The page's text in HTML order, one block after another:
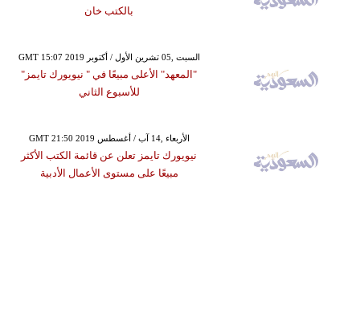
بالكتب خان
GMT 15:07 2019 السبت ,05 تشرين الأول / أكتوبر
"المعهد" الأعلى مبيعًا في " نيويورك تايمز"
للأسبوع الثاني
GMT 21:50 2019 الأربعاء ,14 آب / أغسطس
نيويورك تايمز تعلن عن قائمة الكتب الأكثر
مبيعًا على مستوى الأعمال الأدبية